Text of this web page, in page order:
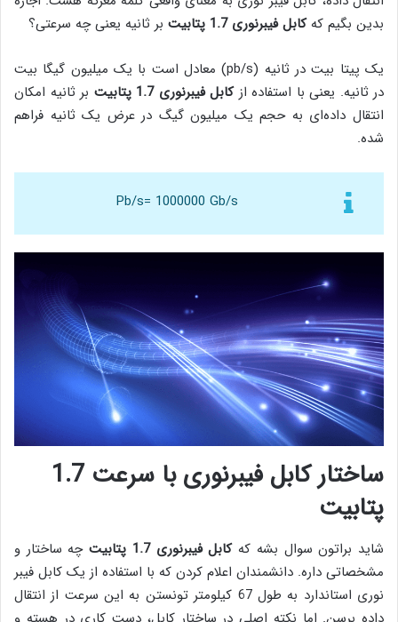
بدین بگیم کهکابل فیبرنوری 1.7 پتابیت بر ثانیه یعنی چه سرعتی؟
یک پیتا بیت در ثانیه (pb/s) معادل است با یک میلیون گیگا بیت
در ثانیه. یعنی با استفاده ازکابل فیبرنوری 1.7 پتابیت
بر ثانیه امکان
انتقال داده‌ای به حجم یک میلیون گیگ در عرض یک ثانیه فراهم
شده.
Pb/s= 1000000 Gb/s
ساختار کابل فیبرنوری با سرعت 1.7
پتابیت
شاید براتون سوال بشه کهکابل فیبرنوری 1.7 پتابیت
چه ساختار و
مشخصاتی داره. دانشمندان اعلام کردن که با استفاده از یک کابل فیبر
نوری استاندارد به طول 67 کیلومتر تونستن به این سرعت از انتقال